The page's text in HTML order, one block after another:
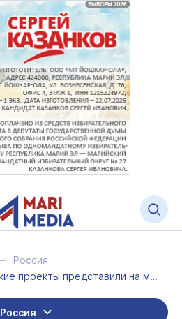
Россия
Лучшие девелоперские проекты представили на международном форуме
Россия